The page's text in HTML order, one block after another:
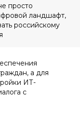
просто
ландшафт,
российскому
а для
ИТ-
с